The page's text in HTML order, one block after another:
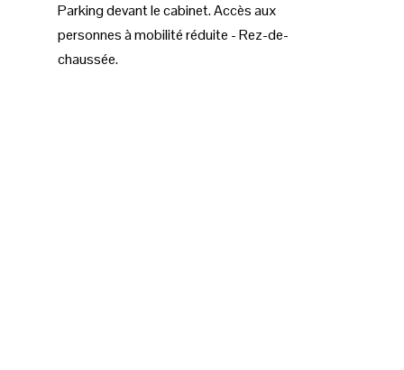
Parking devant le cabinet. Accès aux
personnes à mobilité réduite - Rez-de-
chaussée.